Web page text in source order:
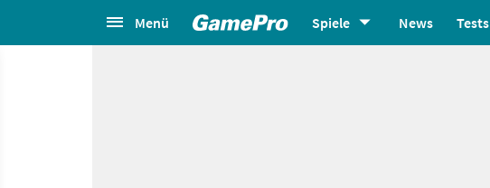
Menü Spiele News Tests